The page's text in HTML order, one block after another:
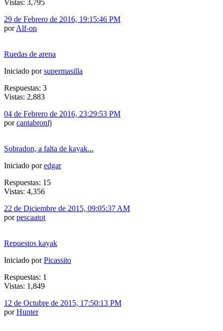
Vistas: 3,795
29 de Febrero de 2016, 19:15:46 PM
porAlf-on
Ruedas de arena
Iniciado porsupermasilla
Respuestas: 3
Vistas: 2,883
04 de Febrero de 2016, 23:29:53 PM
porcantabronfj
Sobradon, a falta de kayak...
Iniciado poredgar
Respuestas: 15
Vistas: 4,356
22 de Diciembre de 2015, 09:05:37 AM
porpescaatot
Repuestos kayak
Iniciado porPicassito
Respuestas: 1
Vistas: 1,849
12 de Octubre de 2015, 17:50:13 PM
porHunter